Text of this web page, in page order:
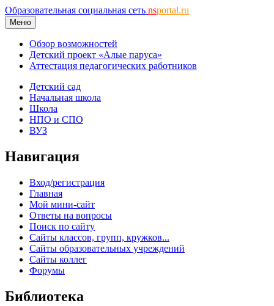
Образовательная социальная сеть nsportal.ru
Меню
Обзор возможностей
Детский проект «Алые паруса»
Аттестация педагогических работников
Детский сад
Начальная школа
Школа
НПО и СПО
ВУЗ
Навигация
Вход/регистрация
Главная
Мой мини-сайт
Ответы на вопросы
Поиск по сайту
Сайты классов, групп, кружков...
Сайты образовательных учреждений
Сайты коллег
Форумы
Библиотека